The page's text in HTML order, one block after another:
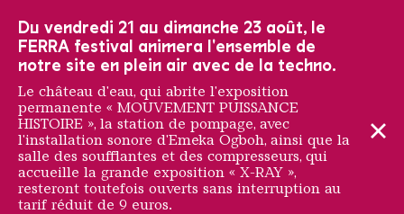
Du vendredi 21 au dimanche 23 août, le
FERRA festival animera l'ensemble de
notre site en plein air avec de la techno.
Le château d'eau, qui abrite l'exposition
permanente « MOUVEMENT PUISSANCE
HISTOIRE », la station de pompage, avec
l'installation sonore d'Emeka Ogboh, ainsi que la
salle des soufflantes et des compresseurs, qui
accueille la grande exposition « X-RAY »,
resteront toutefois ouverts sans interruption au
tarif réduit de 9 euros.